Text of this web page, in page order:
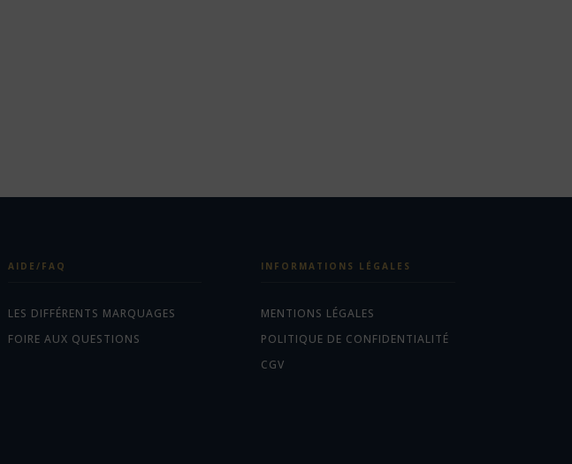
AIDE/FAQ
LES DIFFÉRENTS MARQUAGES
FOIRE AUX QUESTIONS
INFORMATIONS LÉGALES
MENTIONS LÉGALES
POLITIQUE DE CONFIDENTIALITÉ
CGV